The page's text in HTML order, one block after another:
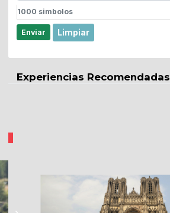
1000 simbolos
Enviar Limpiar
Experiencias Recomendadas